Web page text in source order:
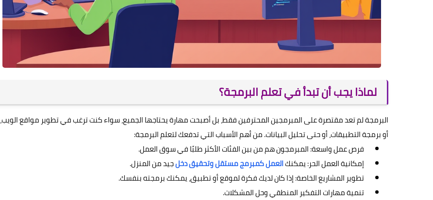
لماذا يجب أن تبدأ في تعلم البرمجة؟
البرمجة لم تعد مقتصرة على المبرمجين المحترفين فقط، بل أصبحت مهارة يحتاجها الجميع، سواء كنت ترغب في تطوير مواقع الويب،
أو برمجة التطبيقات، أو حتى تحليل البيانات. من أهم الأسباب التي تدفعك لتعلم البرمجة:
فرص عمل واسعة: المبرمجون هم من بين الفئات الأكثر طلبًا في سوق العمل.
إمكانية العمل الحر: يمكنكالعمل كمبرمج مستقل وتحقيق دخلجيد من المنزل.
تطوير المشاريع الخاصة: إذا كان لديك فكرة لموقع أو تطبيق، يمكنك برمجته بنفسك.
تنمية مهارات التفكير المنطقي وحل المشكلات.